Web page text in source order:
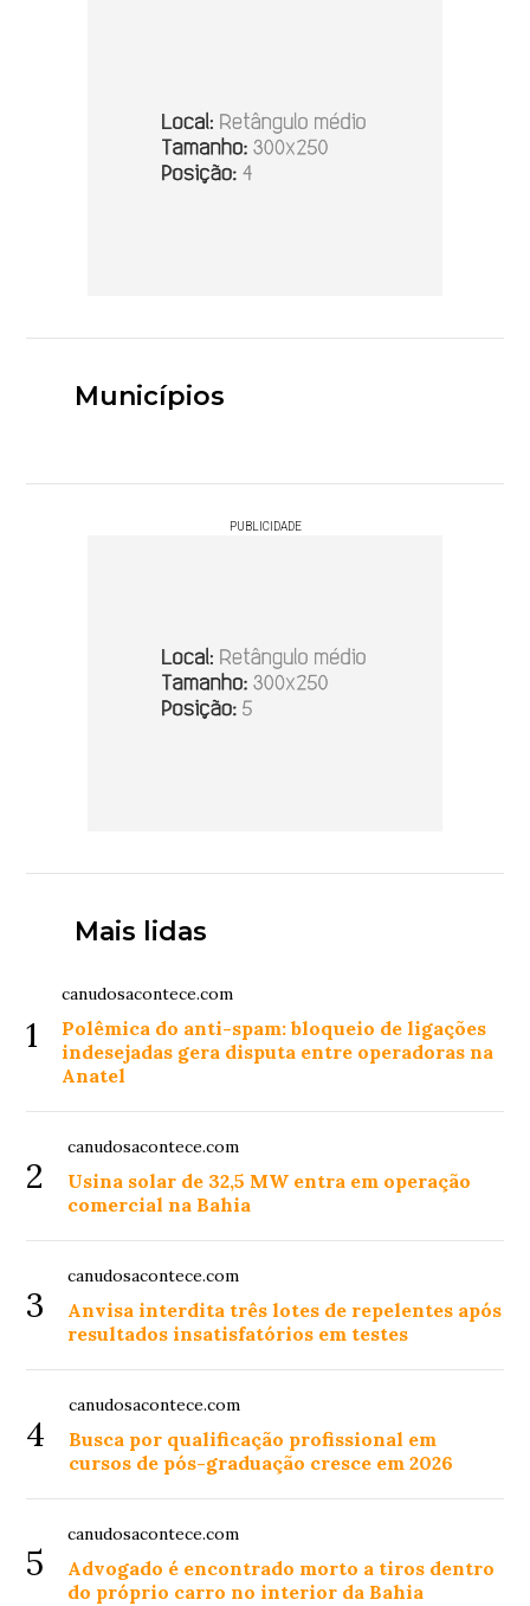
Municípios
PUBLICIDADE
Mais lidas
1
canudosacontece.com
Polêmica do anti-spam: bloqueio de ligações
indesejadas gera disputa entre operadoras na
Anatel
2
canudosacontece.com
Usina solar de 32,5 MW entra em operação
comercial na Bahia
3
canudosacontece.com
Anvisa interdita três lotes de repelentes após
resultados insatisfatórios em testes
4
canudosacontece.com
Busca por qualificação profissional em
cursos de pós-graduação cresce em 2026
5
canudosacontece.com
Advogado é encontrado morto a tiros dentro
do próprio carro no interior da Bahia